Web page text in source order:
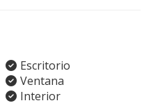
Escritorio
Ventana
Interior